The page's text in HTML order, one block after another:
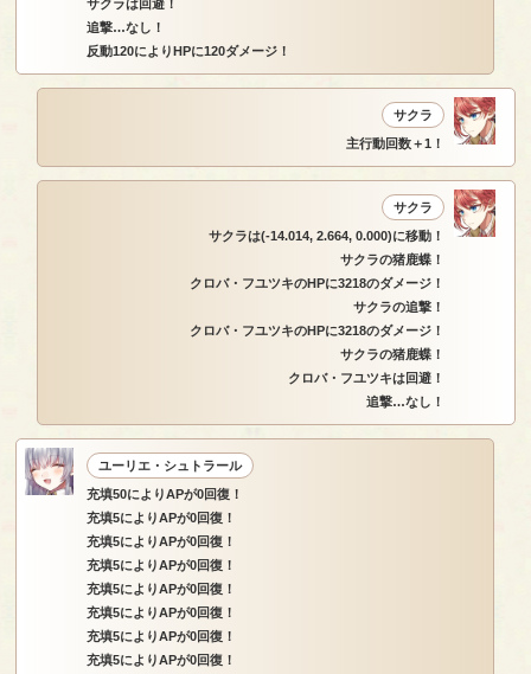
サクラは回避！
追撃…なし！
反動120によりHPに120ダメージ！
サクラ
主行動回数＋1！
サクラ
サクラは(-14.014, 2.664, 0.000)に移動！
サクラの猪鹿蝶！
クロバ・フユツキのHPに3218のダメージ！
サクラの追撃！
クロバ・フユツキのHPに3218のダメージ！
サクラの猪鹿蝶！
クロバ・フユツキは回避！
追撃…なし！
ユーリエ・シュトラール
充填50によりAPが0回復！
充填5によりAPが0回復！
充填5によりAPが0回復！
充填5によりAPが0回復！
充填5によりAPが0回復！
充填5によりAPが0回復！
充填5によりAPが0回復！
充填5によりAPが0回復！